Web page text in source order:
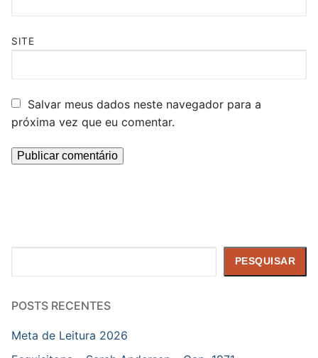
SITE
Salvar meus dados neste navegador para a
próxima vez que eu comentar.
PESQUISAR
POSTS RECENTES
Meta de Leitura 2026